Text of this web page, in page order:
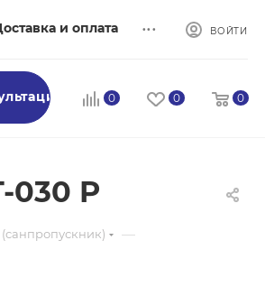
и оплата ... ВОЙТИ
0 0 0
030 P
—